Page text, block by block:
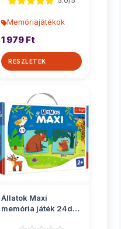
Memóriajátékok
1 979 Ft
RÉSZLETEK
Állatok Maxi
memória játék 24db-